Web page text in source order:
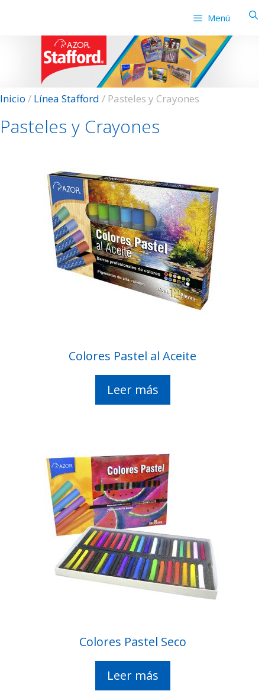
contenido
Menú
Inicio / Línea Stafford / Pasteles y Crayones
Pasteles y Crayones
Colores Pastel al Aceite
Leer más
Colores Pastel Seco
Leer más